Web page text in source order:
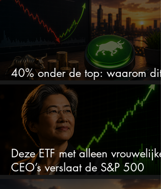
40% onder de top: waarom dit
aandeel weer interessant wordt
Deze ETF met alleen vrouwelijke
CEO’s verslaat de S&P 500
keihard